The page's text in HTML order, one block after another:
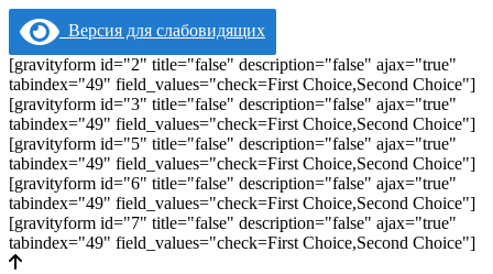
Версия для слабовидящих
[gravityform id="2" title="false" description="false" ajax="true"
tabindex="49" field_values="check=First Choice,Second Choice"]
[gravityform id="3" title="false" description="false" ajax="true"
tabindex="49" field_values="check=First Choice,Second Choice"]
[gravityform id="5" title="false" description="false" ajax="true"
tabindex="49" field_values="check=First Choice,Second Choice"]
[gravityform id="6" title="false" description="false" ajax="true"
tabindex="49" field_values="check=First Choice,Second Choice"]
[gravityform id="7" title="false" description="false" ajax="true"
tabindex="49" field_values="check=First Choice,Second Choice"]